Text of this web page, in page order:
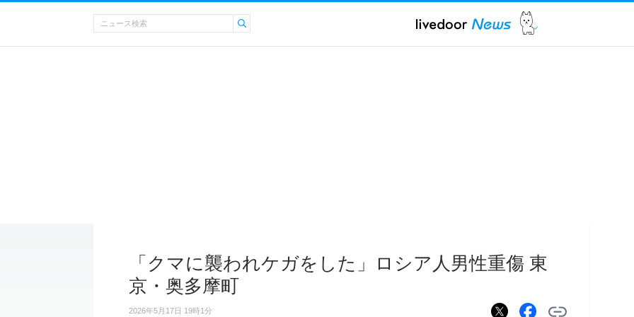
「クマに襲われケガをした」ロシア人男性重傷 東
京・奥多摩町
2026年5月17日 19時1分